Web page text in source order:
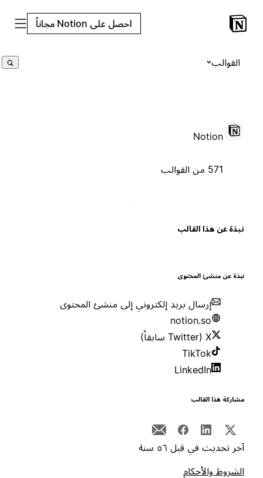
احصل على Notion مجاناً
القوالب
Notion
عن هذا القالب
عن منشئ المحتوى
إرسال بريد إلكتروني إلى منشئ المحتوى
notion.so
TikTok
LinkedIn
هذا القالب
تحديث في قبل ٥٦ سنة
والأحكام